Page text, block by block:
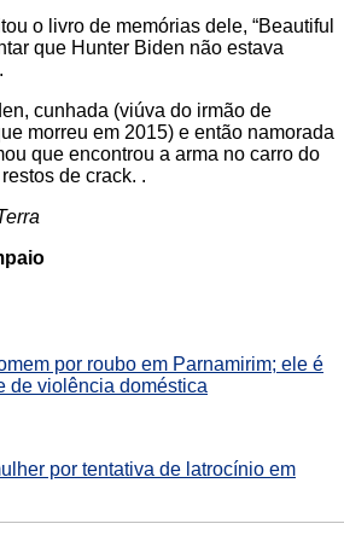
o livro de memórias dele, “Beautiful
que Hunter Biden não estava
cunhada (viúva do irmão de
morreu em 2015) e então namorada
que encontrou a arma no carro do
de crack. .
por roubo em Parnamirim; ele é
de violência doméstica
por tentativa de latrocínio em